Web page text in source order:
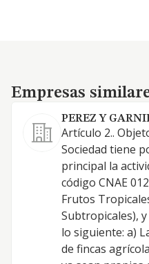
Empresas similares
Empresas
PEREZ Y
Artículo 2..
Sociedad tiene
principal la
código CNAE
Frutos
Subtropicales),
lo siguiente: a)
de fincas